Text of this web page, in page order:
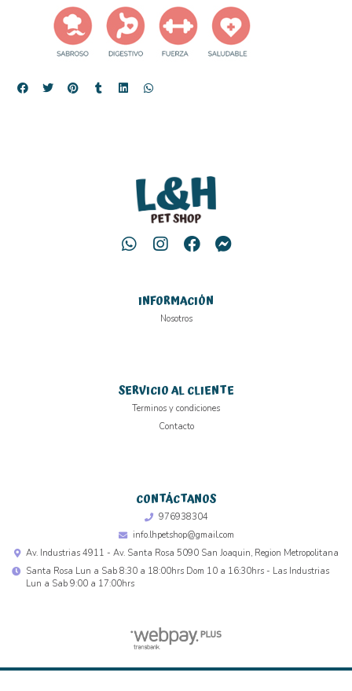
INFORMACIÓN
Nosotros
SERVICIO AL CLIENTE
Terminos y condiciones
Contacto
CONTÁCTANOS
976938304
info.lhpetshop@gmail.com
Av. Industrias 4911 - Av. Santa Rosa 5090 San Joaquin, Region Metropolitana
Santa Rosa Lun a Sab 8:30 a 18:00hrs Dom 10 a 16:30hrs - Las Industrias
Lun a Sab 9:00 a 17:00hrs